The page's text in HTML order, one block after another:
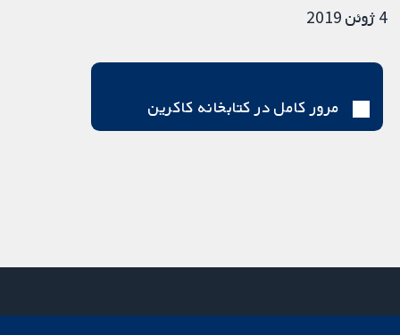
4 ژوئن 2019
مرور کامل در کتابخانه کاکرین